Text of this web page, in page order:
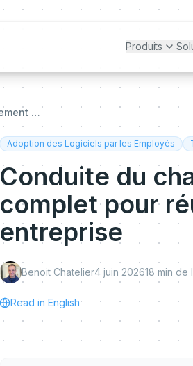
Produits
Conduite du changement digital : le guide complet pour réussir l'adoption logicielle en entreprise
Adoption des Logiciels par les Employés
Conduite du
complet pour
entreprise
Benoit Chatelier4 juin 202618 min de
Read in English